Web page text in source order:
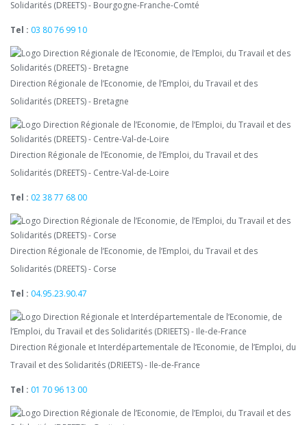
Solidarités (DREETS) - Bourgogne-Franche-Comté
Tel : 03 80 76 99 10
Direction Régionale de l’Economie, de l’Emploi, du Travail et des
Solidarités (DREETS) - Bretagne
Direction Régionale de l’Economie, de l’Emploi, du Travail et des
Solidarités (DREETS) - Centre-Val-de-Loire
Tel : 02 38 77 68 00
Direction Régionale de l’Economie, de l’Emploi, du Travail et des
Solidarités (DREETS) - Corse
Tel : 04.95.23.90.47
Direction Régionale et Interdépartementale de l’Economie, de l’Emploi, du
Travail et des Solidarités (DRIEETS) - Ile-de-France
Tel : 01 70 96 13 00